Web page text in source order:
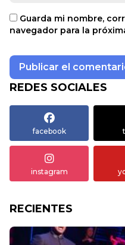
Guarda mi nombre,
navegador para la
REDES SOCIALES
facebook
instagram
RECIENTES